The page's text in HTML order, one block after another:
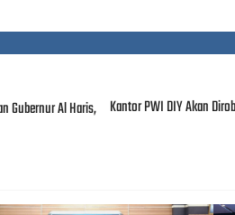
Gubernur Al Haris, Kantor PWI DIY Akan